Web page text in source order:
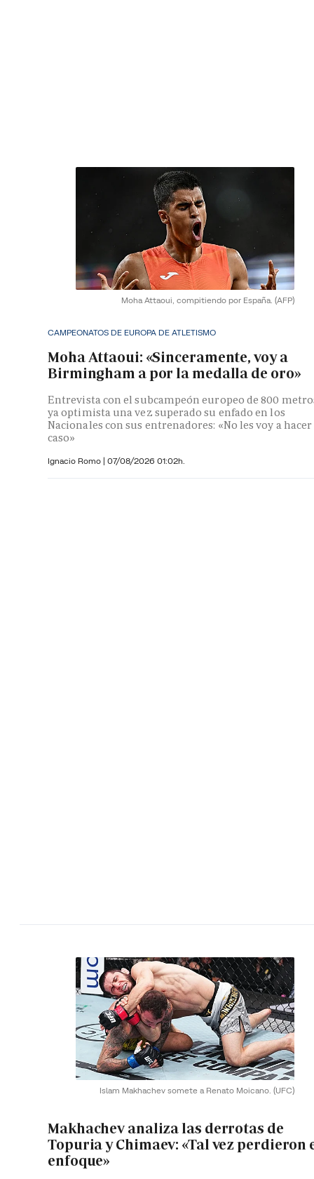
Moha Attaoui, compitiendo por España. (AFP)
CAMPEONATOS DE EUROPA DE ATLETISMO
Moha Attaoui: «Sinceramente, voy a
Birmingham a por la medalla de oro»
Entrevista con el subcampeón europeo de 800
ya optimista una vez superado su enfado en los
Nacionales con sus entrenadores: «No les voy a hacer
caso»
Ignacio Romo | 07/08/2026 01:02h.
Islam Makhachev somete a Renato Moicano. (UFC)
Makhachev analiza las derrotas de
Topuria y Chimaev: «Tal vez perdieron
enfoque»